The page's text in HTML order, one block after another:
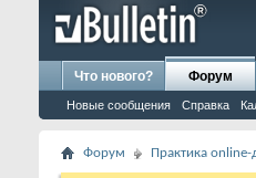
Что нового? Форум
Новые сообщения Справка
Форум Практика online-